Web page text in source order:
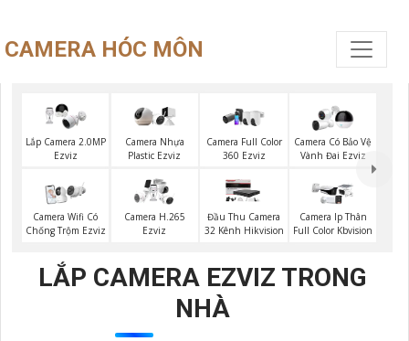
CAMERA HÓC MÔN
Lắp Camera 2.0MP
Ezviz
Camera Nhựa
Plastic Ezviz
Camera Full Color
360 Ezviz
Camera Có Bảo Vệ
Vành Đai Ezviz
Camera Wifi Có
Chống Trộm Ezviz
Camera H.265
Ezviz
Đầu Thu Camera
32 Kênh Hikvision
Camera Ip Thân
Full Color Kbvision
LẮP CAMERA EZVIZ TRONG
NHÀ